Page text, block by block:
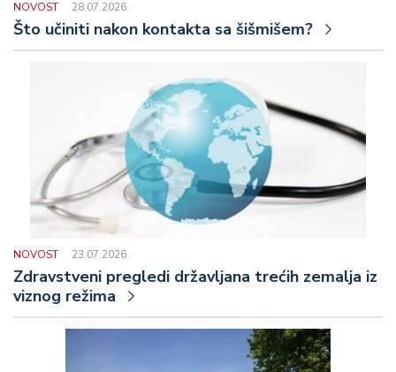
NOVOST 28.07.2026.
Što učiniti nakon kontakta sa šišmišem?
NOVOST 23.07.2026.
Zdravstveni pregledi državljana trećih zemalja iz
viznog režima